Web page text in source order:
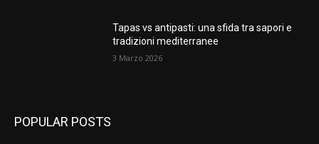
Tapas vs antipasti: una sfida tra sapori e
tradizioni mediterranee
3 Marzo 2026
POPULAR POSTS